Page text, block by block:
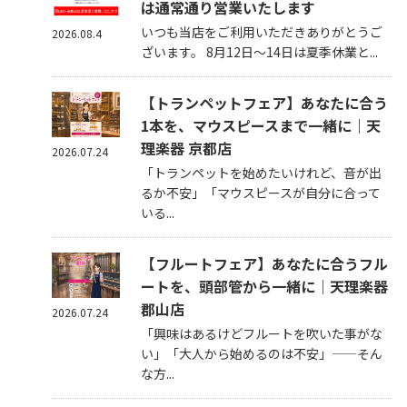
は通常通り営業いたします
いつも当店をご利用いただきありがとうご
ざいます。 8月12日～14日は夏季休業と...
2026.08.4
【トランペットフェア】あなたに合う
1本を、マウスピースまで一緒に｜天
理楽器 京都店
「トランペットを始めたいけれど、音が出
るか不安」「マウスピースが自分に合って
いる...
2026.07.24
【フルートフェア】あなたに合うフル
ートを、頭部管から一緒に｜天理楽器
郡山店
「興味はあるけどフルートを吹いた事がな
い」「大人から始めるのは不安」——そん
な方...
2026.07.24